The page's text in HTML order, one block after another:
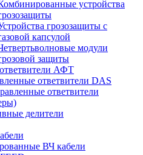
устройства
грозозащиты с
капсулой
модули
защиты
АФТ
ответвители DAS
ответвители
делители
ВЧ кабели